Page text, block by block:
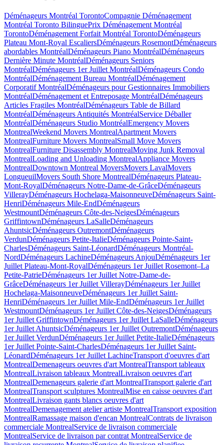
Déménageurs Montréal TorontoCompagnie Déménagement
Montréal Toronto BilinguePrix Déménagement Montréal
TorontoDéménagement Forfait Montréal TorontoDéménageurs
Plateau Mont-Royal EscaliersDéménageurs RosemontDéménageurs
abordables MontréalDéménageurs Piano MontréalDéménageurs
Dernière Minute MontréalDéménageurs Seniors
MontréalDéménageurs 1er Juillet MontréalDéménageurs Condo
MontréalDéménagement Bureau MontréalDéménagement
Corporatif MontréalDéménageurs pour Gestionnaires Immobiliers
MontréalDéménagement et Entreposage MontréalDéménageurs
Articles Fragiles MontréalDéménageurs Table de Billard
MontréalDéménageurs Antiquités MontréalService Déballer
MontréalDéménageurs Studio MontréalEmergency Movers
MontrealWeekend Movers MontrealApartment Movers
MontrealFurniture Movers MontrealSmall Move Movers
MontrealFurniture Disassembly MontrealMoving Junk Removal
MontrealLoading and Unloading MontrealAppliance Movers
MontrealDowntown Montreal MoversMovers LavalMovers
LongueuilMovers South Shore MontrealDéménageurs Plateau-
Mont-RoyalDéménageurs Notre-Dame-de-GrâceDéménageurs
VillerayDéménageurs Hochelaga-MaisonneuveDéménageurs Saint-
HenriDéménageurs Mile-EndDéménageurs
WestmountDéménageurs Côte-des-NeigesDéménageurs
GriffintownDéménageurs LaSalleDéménageurs
AhuntsicDéménageurs OutremontDéménageurs
VerdunDéménageurs Petite-ItalieDéménageurs Pointe-Saint-
CharlesDéménageurs Saint-LéonardDéménageurs Montréal-
NordDéménageurs LachineDéménageurs AnjouDéménageurs 1er
Juillet Plateau-Mont-RoyalDéménageurs 1er Juillet Rosemont–La
Petite-PatrieDéménageurs 1er Juillet Notre-Dame-de-
GrâceDéménageurs 1er Juillet VillerayDéménageurs 1er Juillet
Hochelaga-MaisonneuveDéménageurs 1er Juillet Saint-
HenriDéménageurs 1er Juillet Mile-EndDéménageurs 1er Juillet
WestmountDéménageurs 1er Juillet Côte-des-NeigesDéménageurs
1er Juillet GriffintownDéménageurs 1er Juillet LaSalleDéménageurs
1er Juillet AhuntsicDéménageurs 1er Juillet OutremontDéménageurs
1er Juillet VerdunDéménageurs 1er Juillet Petite-ItalieDéménageurs
1er Juillet Pointe-Saint-CharlesDéménageurs 1er Juillet Saint-
LéonardDéménageurs 1er Juillet LachineTransport d'oeuvres d'art
MontrealDemenageurs oeuvres d'art MontrealTransport tableaux
MontrealLivraison tableaux MontrealLivraison oeuvres d'art
MontrealDemenageurs galerie d'art MontrealTransport galerie d'art
MontrealTransport sculptures MontrealMise en caisse oeuvres d'art
MontrealLivraison gants blancs oeuvres d'art
MontrealDemenagement atelier artiste MontrealTransport exposition
MontrealRamassage maison d'encan MontrealContrats de livraison
commerciale MontrealService de livraison commerciale
MontrealService de livraison par contrat MontrealService de